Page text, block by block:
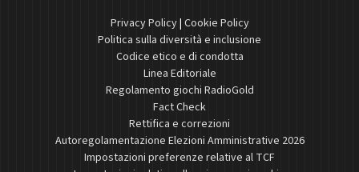
Privacy Policy| Cookie Policy
Politica sulla diversità e inclusione
Codice etico e di condotta
Linea Editoriale
Regolamento giochi RadioGold
Fact Check
Rettifica e correzioni
Autoregolamentazione Elezioni Amministrative 2026
Impostazioni preferenze relative al TCF